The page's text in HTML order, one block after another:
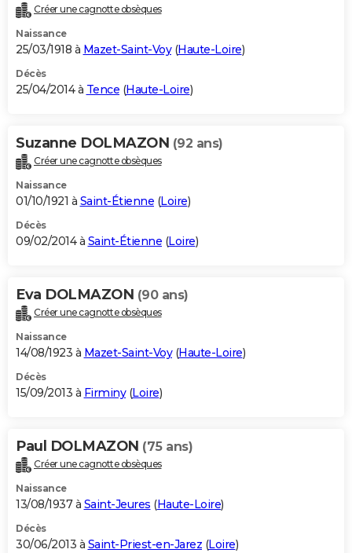
Créer une cagnotte obsèques
Naissance
25/03/1918 à Mazet-Saint-Voy(Haute-Loire)
Décès
25/04/2014 à Tence (Haute-Loire)
Suzanne DOLMAZON (92 ans)
Créer une cagnotte obsèques
Naissance
01/10/1921 à Saint-Étienne (Loire)
Décès
09/02/2014 à Saint-Étienne (Loire)
Eva DOLMAZON (90 ans)
Créer une cagnotte obsèques
Naissance
14/08/1923 à Mazet-Saint-Voy(Haute-Loire)
Décès
15/09/2013 à Firminy(Loire)
Paul DOLMAZON (75 ans)
Créer une cagnotte obsèques
Naissance
13/08/1937 à Saint-Jeures (Haute-Loire)
Décès
30/06/2013 à Saint-Priest-en-Jarez (Loire)